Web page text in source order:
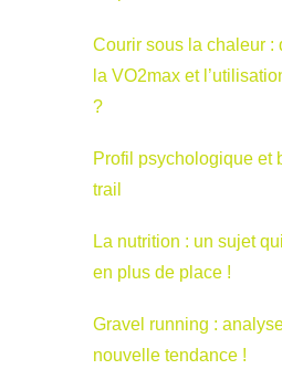
Courir sous la chaleur :
la VO2max et
?
Profil psychologique et
trail
La nutrition : un sujet
en plus de place !
Gravel running :
nouvelle tendance !